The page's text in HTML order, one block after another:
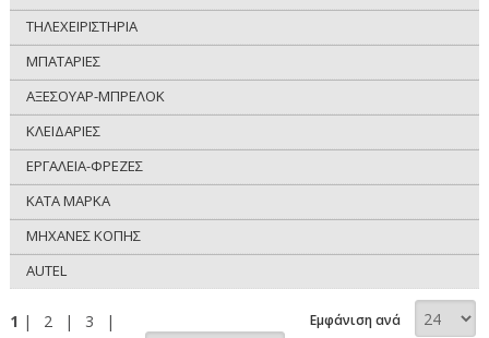
ΤΗΛΕΧΕΙΡΙΣΤΗΡΙΑ
ΜΠΑΤΑΡΙΕΣ
ΑΞΕΣΟΥΑΡ-ΜΠΡΕΛΟΚ
ΚΛΕΙΔΑΡΙΕΣ
ΕΡΓΑΛΕΙΑ-ΦΡΕΖΕΣ
ΚΑΤΑ ΜΑΡΚΑ
ΜΗΧΑΝΕΣ ΚΟΠΗΣ
AUTEL
1 | 2 | 3 |
Εμφάνιση ανά